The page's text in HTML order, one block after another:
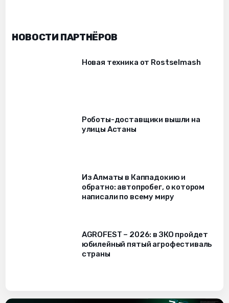
НОВОСТИ ПАРТНЁРОВ
Новая техника от Rostselmash
Роботы-доставщики вышли на
улицы Астаны
Из Алматы в Каппадокию и
обратно: автопробег, о котором
написали по всему миру
AGROFEST – 2026: в ЗКО пройдет
юбилейный пятый агрофестиваль
страны